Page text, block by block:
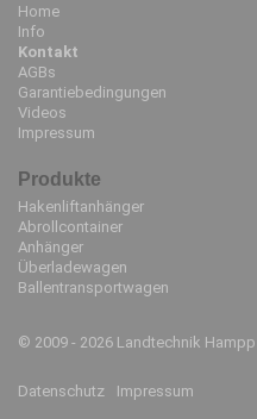
Navigation
überspringen
Home
Info
Kontakt
AGBs
Garantiebedingungen
Videos
Impressum
Produkte
Navigation
überspringen
Hakenliftanhänger
Abrollcontainer
Anhänger
Überladewagen
Ballentransportwagen
© 2009 - 2026 Landtechnik
Navigation
Datenschutz Impressum